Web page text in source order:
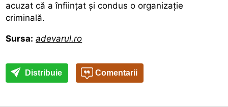
acuzat că a înființat și condus o organizație
criminală.
Sursa: adevarul.ro
Distribuie Comentarii